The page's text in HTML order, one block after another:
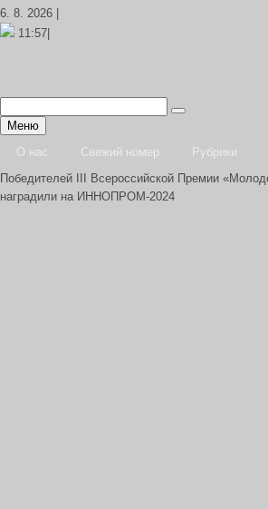
6. 8. 2026 |
11:57|
Меню
О нас
Свежий номер Рубрики
Победителей III Всероссийской Премии
наградили на ИННОПРОМ-2024